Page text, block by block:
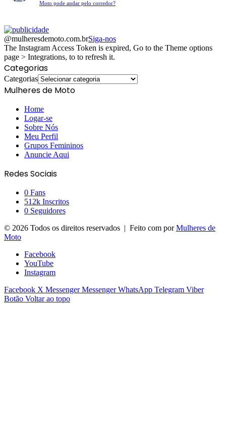
Moto pode andar pelo corredor?
@mulheresdemoto.com.brSiga-nos
The Instagram Access Token is expired, Go to the Theme options
page > Integrations, to to refresh it.
Categorias
Categorias
Mulheres de Moto
Home
Logar-se
Sobre Nós
Meu Perfil
Grupos Femininos
Anuncie Aqui
Redes Sociais
0 Fans
512k Inscritos
0 Seguidores
© 2026 Todos os direitos reservados | Feito com porMulheres de
Moto
Facebook
YouTube
Instagram
Facebook X Messenger Messenger WhatsApp Telegram Viber
Botão Voltar ao topo